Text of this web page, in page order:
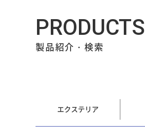
PRODUCTS
製品紹介・検索
エクステリア